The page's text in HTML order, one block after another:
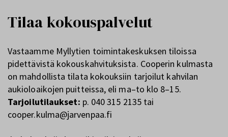
Tilaa kokouspalvelut
Vastaamme Myllytien toimintakeskuksen tiloissa
pidettävistä kokouskahvituksista. Cooperin kulmasta
on mahdollista tilata kokouksiin tarjoilut kahvilan
aukioloaikojen puitteissa, eli ma–to klo 8–15.
Tarjoilutilaukset: p. 040 315 2135 tai
cooper.kulma@jarvenpaa.fi